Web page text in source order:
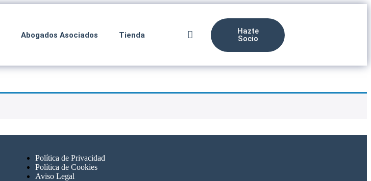
Abogados Asociados Tienda
Hazte
Socio
Política de Privacidad
Política de Cookies
Aviso Legal